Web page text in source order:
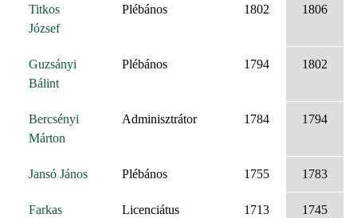
Titkos
József
Plébános 1802 1806
Guzsányi
Bálint
Plébános 1794 1802
Bercsényi
Márton
Adminisztrátor 1784 1794
Jansó János Plébános 1755 1783
Farkas
Licenciátus 1713 1745